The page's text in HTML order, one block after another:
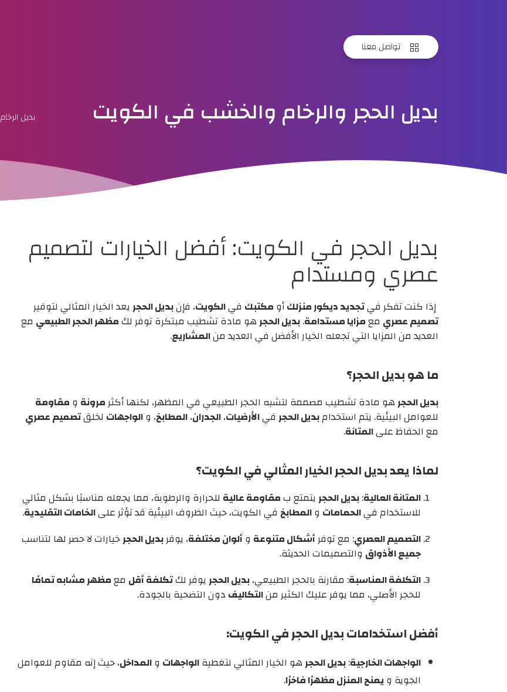
تواصل معنا
بديل الحجر والرخام والخشب في الكويت بديل الرخام
بديل الحجر في الكويت: أفضل الخيارات لتصميم
عصري ومستدام
إذا كنت تفكر فيتجديد ديكور منزلكأو مكتبك فيالكويت، فإنبديل الحجريعد الخيار المثالي لتوفير
تصميم عصري معمزايا مستدامة.بديل الحجرهو مادة تشطيب مبتكرة توفر لكمظهر الحجر الطبيعي مع
العديد من المزايا التي تجعله الخيار الأفضل في العديد منالمشاريع.
ما هو بديل الحجر؟
بديل الحجرهو مادة تشطيب مصممة لتشبه الحجر الطبيعي في المظهر، لكنها أكثرمرونة و مقاومة
للعوامل البيئية. يتم استخدامبديل الحجر فيالأرضيات،الجدران،المطابخ، والواجهات لخلقتصميم عصري
مع الحفاظ علىالمتانة.
لماذا يعد بديل الحجر الخيار المثالي في الكويت؟
المتانة العالية:بديل الحجريتمتع بمقاومة عالية للحرارة والرطوبة، مما يجعله مناسبًا بشكل مثالي
للاستخدام فيالحمامات والمطابخ في الكويت، حيث الظروف البيئية قد تؤثر علىالخامات التقليدية.
التصميم العصري: مع توفرأشكال متنوعة وألوان مختلفة، يوفربديل الحجرخيارات لا حصر لها لتناسب
جميع الأذواق والتصميمات الحديثة.
التكلفة المناسبة: مقارنة بالحجر الطبيعي،بديل الحجريوفر لكتكلفة أقل معمظهر مشابه تمامًا
للحجر الأصلي، مما يوفر عليك الكثير منالتكاليف دون التضحية بالجودة.
أفضل استخدامات بديل الحجر في الكويت:
الواجهات الخارجية:بديل الحجرهو الخيار المثالي لتغطيةالواجهات والمداخل، حيث إنه مقاوم للعوامل
الجوية ويمنح المنزل مظهرًا فاخرًا.